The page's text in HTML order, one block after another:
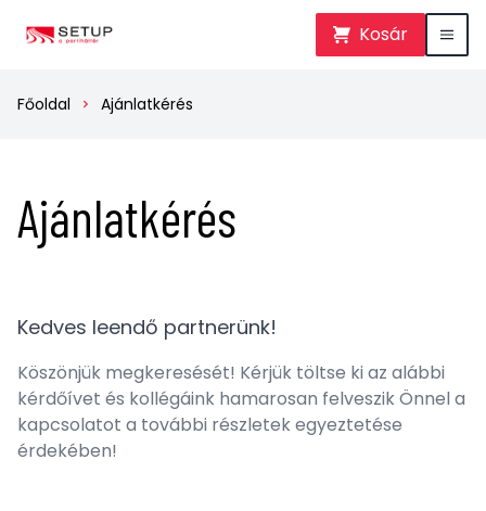
Kosár
Főoldal Ajánlatkérés
Ajánlatkérés
Kedves leendő partnerünk!
Köszönjük megkeresését! Kérjük töltse ki az alábbi
kérdőívet és kollégáink hamarosan felveszik Önnel a
kapcsolatot a további részletek egyeztetése
érdekében!